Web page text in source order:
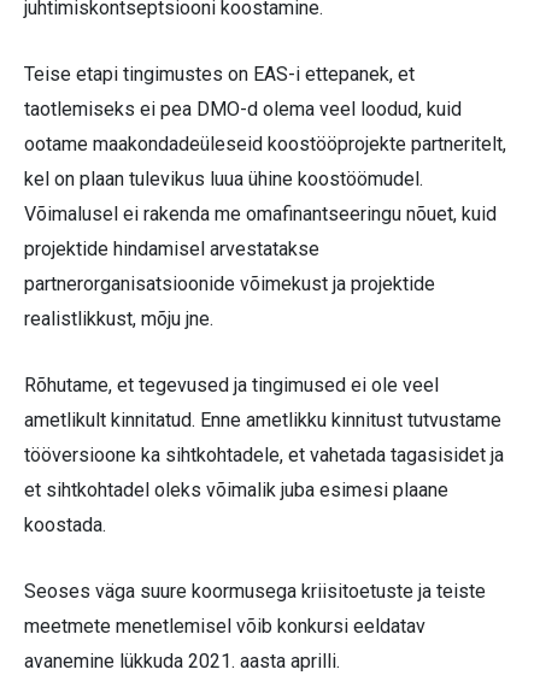
juhtimiskontseptsiooni koostamine.
Teise etapi tingimustes on EAS-i ettepanek, et
taotlemiseks ei pea DMO-d olema veel loodud, kuid
ootame maakondadeüleseid koostööprojekte partneritelt,
kel on plaan tulevikus luua ühine koostöömudel.
Võimalusel ei rakenda me omafinantseeringu nõuet, kuid
projektide hindamisel arvestatakse
partnerorganisatsioonide võimekust ja projektide
realistlikkust, mõju jne.
Rõhutame, et tegevused ja tingimused ei ole veel
ametlikult kinnitatud. Enne ametlikku kinnitust tutvustame
tööversioone ka sihtkohtadele, et vahetada tagasisidet ja
et sihtkohtadel oleks võimalik juba esimesi plaane
koostada.
Seoses väga suure koormusega kriisitoetuste ja teiste
meetmete menetlemisel võib konkursi eeldatav
avanemine lükkuda 2021. aasta aprilli.